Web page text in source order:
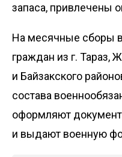
запаса, привлечены
На месячные сборы
граждан из г. Тараз,
и Байзакского
состава
оформляют
и выдают военную